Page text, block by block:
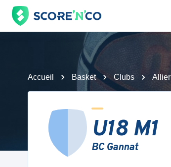
Accueil Basket Clubs Allier
U18 M1
BC Gannat